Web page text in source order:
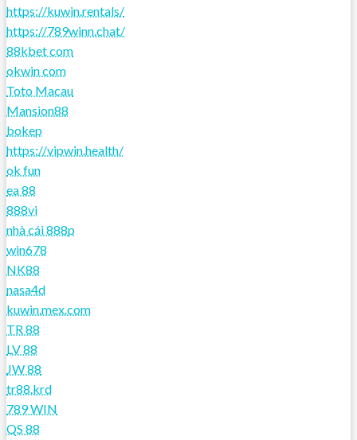
https://kuwin.rentals/
https://789winn.chat/
88kbet com
okwin com
Toto Macau
Mansion88
bokep
https://vipwin.health/
ok fun
ea 88
888vi
nhà cái 888p
win678
NK88
nasa4d
kuwin.mex.com
TR 88
LV 88
JW 88
tr88.krd
789 WIN
QS 88